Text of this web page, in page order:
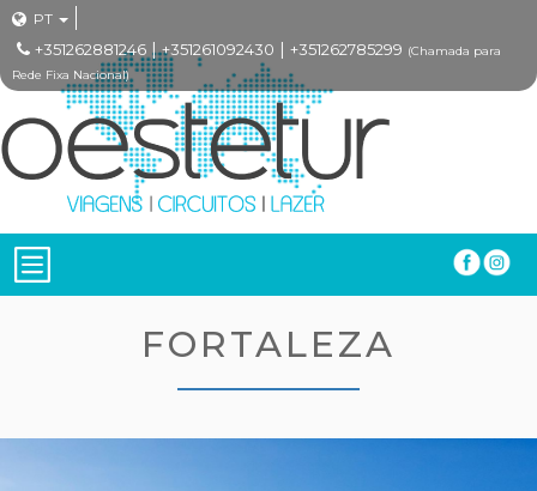
PT
+351262881246 |+351261092430 | +351262785299 (Chamada para
Rede Fixa Nacional)
FORTALEZA